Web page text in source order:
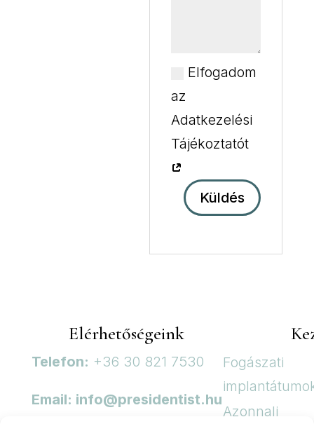
Elfogadom
az
Adatkezelési
Tájékoztatót
Küldés
Elérhetőségeink
Telefon: +36 30 821 7530
Email: info@presidentist.hu
Fogászati
Azonnali